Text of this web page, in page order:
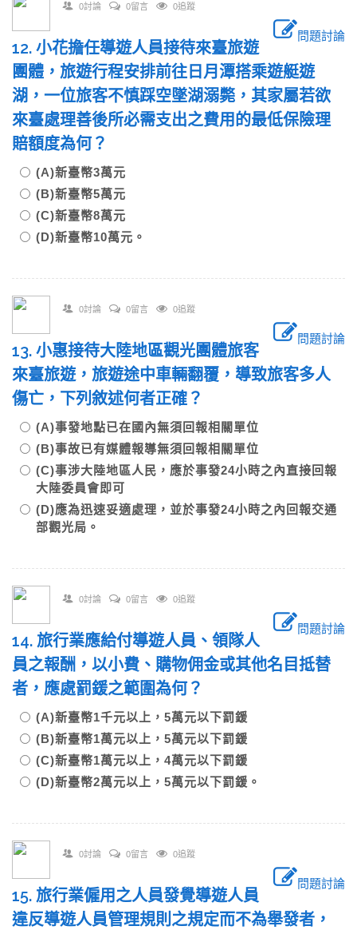
0討論 0留言 0追蹤
問題討論
12. 小花擔任導遊人員接待來臺旅遊
團體，旅遊行程安排前往日月潭搭乘遊艇遊
湖，一位旅客不慎踩空墜湖溺斃，其家屬若欲
來臺處理善後所必需支出之費用的最低保險理
賠額度為何？
(A)新臺幣3萬元
(B)新臺幣5萬元
(C)新臺幣8萬元
(D)新臺幣10萬元。
0討論 0留言 0追蹤
問題討論
13. 小惠接待大陸地區觀光團體旅客
來臺旅遊，旅遊途中車輛翻覆，導致旅客多人
傷亡，下列敘述何者正確？
(A)事發地點已在國內無須回報相關單位
(B)事故已有媒體報導無須回報相關單位
(C)事涉大陸地區人民，應於事發24小時之內直接回報
大陸委員會即可
(D)應為迅速妥適處理，並於事發24小時之內回報交通
部觀光局。
0討論 0留言 0追蹤
問題討論
14. 旅行業應給付導遊人員、領隊人
員之報酬，以小費、購物佣金或其他名目抵替
者，應處罰鍰之範圍為何？
(A)新臺幣1千元以上，5萬元以下罰鍰
(B)新臺幣1萬元以上，5萬元以下罰鍰
(C)新臺幣1萬元以上，4萬元以下罰鍰
(D)新臺幣2萬元以上，5萬元以下罰鍰。
0討論 0留言 0追蹤
問題討論
15. 旅行業僱用之人員發覺導遊人員
違反導遊人員管理規則之規定而不為舉發者，